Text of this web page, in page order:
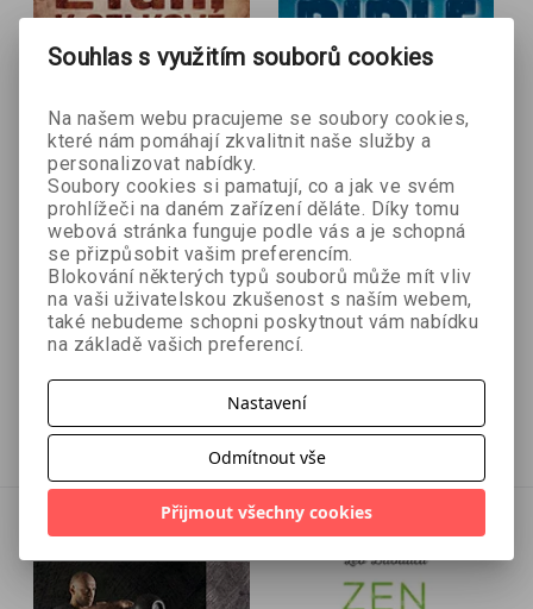
- 10 %
21 dní k celkové
transformaci těla
Mark Sisson
269 Kč
Vyprodáno
- 10 %
Travel Bible
Petr Novák, Matouš Vinš
179 Kč
Vyprodáno
Souhlas s využitím souborů cookies
Na našem webu pracujeme se soubory cookies,
které nám pomáhají zkvalitnit naše služby a
personalizovat nabídky.
Soubory cookies si pamatují, co a jak ve svém
prohlížeči na daném zařízení děláte. Díky tomu
webová stránka funguje podle vás a je schopná
se přizpůsobit vašim preferencím.
Blokování některých typů souborů může mít vliv
na vaši uživatelskou zkušenost s naším webem,
také nebudeme schopni poskytnout vám nabídku
na základě vašich preferencí.
Nastavení
Odmítnout vše
Přijmout všechny cookies